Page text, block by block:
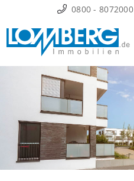
Inhalt
springen
0800 - 8072000